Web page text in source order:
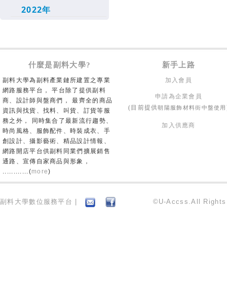
2022年
什麼是副料大學? 新手上路
副料大學為副料產業鏈所建置之專業
網路服務平台， 平台除了提供副料
商、設計師與盤商們， 最齊全的商品
資訊與找貨、找料、叫貨、訂貨等服
務之外， 同時集合了最新流行趨勢、
時尚風格、服飾配件、時裝成衣、手
創設計、攝影藝術、精品設計情報、
網路開店平台供副料同業們擴展銷售
通路、宣傳自家商品與形象，
............(more)
加入會員
申請為企業會員
(目前提供朝陽服飾材料街中盤使用
加入供應商
副料大學數位服務平台 | ©U-Accss.All Rights